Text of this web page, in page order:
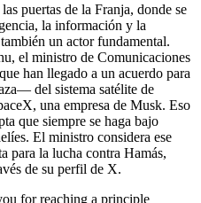
puertas de la Franja, donde se
la información y la
un actor fundamental.
el ministro de Comunicaciones
han llegado a un acuerdo para
del sistema satélite de
una empresa de Musk. Eso
que siempre se haga bajo
El ministro considera ese
para la lucha contra Hamás,
de su perfil de X.
for reaching a principle